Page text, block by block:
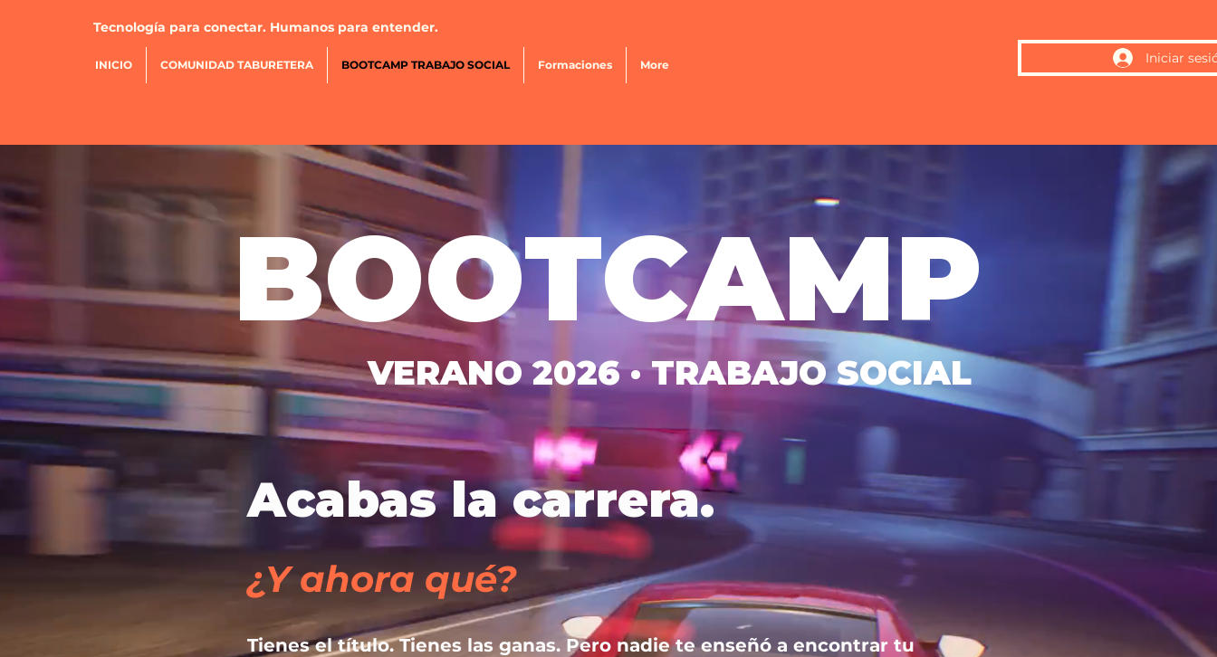
Tecnología para conectar. Humanos para entender.
INICIO COMUNIDAD TABURETERA BOOTCAMP TRABAJO SOCIAL Formaciones More Iniciar
BOOTCAMP
VERANO 2026 · TRABAJO SOCIAL
Acabas la carrera.
¿Y ahora qué?
Tienes el título. Tienes las ganas. Pero nadie te enseñó a encontrar tu